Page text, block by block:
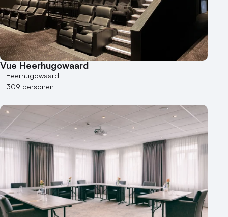
Vue Heerhugowaard
Heerhugowaard
309 personen